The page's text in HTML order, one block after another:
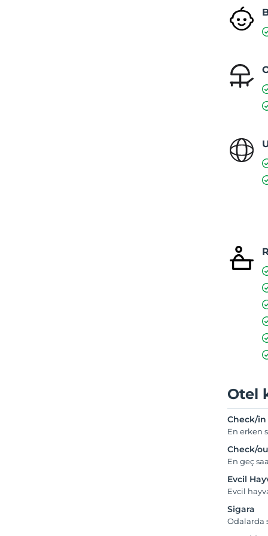
Otel
Check/in
En erken
Check/
En geç
Evcil
Evcil
Sigara
Odalarda